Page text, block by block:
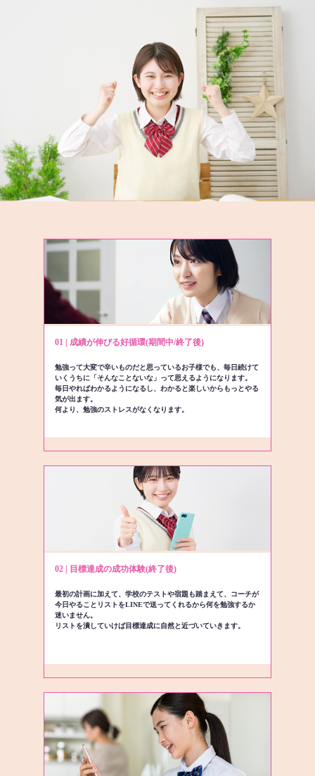
01 | 成績が伸びる好循環(期間中/終了後)
勉強って大変で辛いものだと思っているお子様でも、毎日続けて
いくうちに「そんなことないな」って思えるようになります。
毎日やればわかるようになるし、わかると楽しいからもっとやる
気が出ます。
何より、勉強のストレスがなくなります。
02 | 目標達成の成功体験(終了後)
最初の計画に加えて、学校のテストや宿題も踏まえて、コーチが
今日やることリストをLINEで送ってくれるから何を勉強するか
迷いません。
リストを潰していけば目標達成に自然と近づいていきます。